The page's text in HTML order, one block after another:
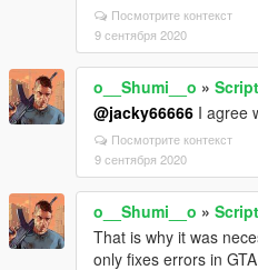
Посмотрите контекст
9 сентября 2020
o__Shumi__o »
@jacky66666 I agree
Посмотрите контекст
9 сентября 2020
o__Shumi__o »
That is why it was
only fixes errors in